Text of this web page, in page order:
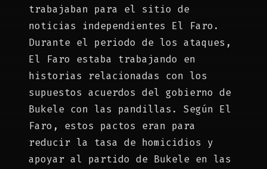
trabajaban para el sitio de
noticias independientes El Faro.
Durante el periodo de los ataques,
El Faro estaba trabajando en
historias relacionadas con los
supuestos acuerdos del gobierno de
Bukele con las pandillas. Según El
Faro, estos pactos eran para
reducir la tasa de homicidios y
apoyar al partido de Bukele en las